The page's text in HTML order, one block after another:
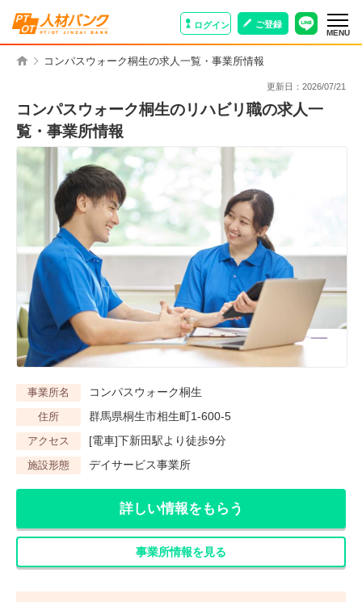
ログイン ご登録
MENU
コンパスウォーク桐生の求人一覧・事業所情報
更新日： 2026/07/21
コンパスウォーク桐生のリハビリ職の求人一
覧・事業所情報
事業所名 コンパスウォーク桐生
住所 群馬県桐生市相生町1-600-5
アクセス [電車]下新田駅より徒歩9分
施設形態 デイサービス事業所
詳しい情報をもらう
事業所情報を見る